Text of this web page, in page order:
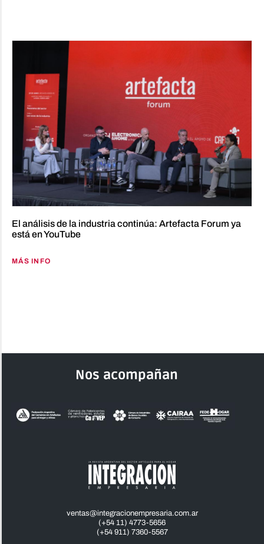
El análisis de la industria continúa: Artefacta Forum ya
está en YouTube
MÁS INFO
Nos acompañan
ventas@integracionempresaria.com.ar
(+54 11) 4773-5656
(+54 911) 7360-5567